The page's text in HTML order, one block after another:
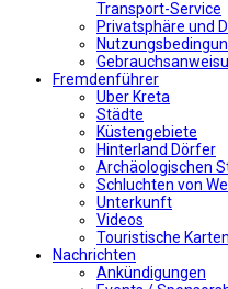
Transport-Service
Privatsphäre und
Fremdenführer
Uber Kreta
Städte
Küstengebiete
Hinterland Dörfer
Archäologischen
Schluchten von
Unterkunft
Videos
Touristische Karten
Nachrichten
Ankündigungen